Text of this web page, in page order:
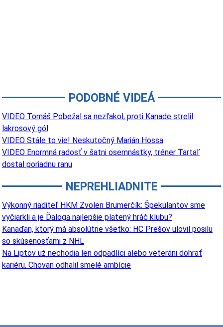
PODOBNÉ VIDEÁ
VIDEO Tomáš Pobežal sa nezľakol, proti Kanade strelil
lakrosový gól
VIDEO Stále to vie! Neskutočný Marián Hossa
VIDEO Enormná radosť v šatni osemnástky, tréner Tartaľ
dostal poriadnu ranu
NEPREHLIADNITE
Výkonný riaditeľ HKM Zvolen Brumerčík: Špekulantov sme
vyčiarkli a je Ďaloga najlepšie platený hráč klubu?
Kanaďan, ktorý má absolútne všetko: HC Prešov ulovil posilu
so skúsenosťami z NHL
Na Liptov už nechodia len odpadlíci alebo veteráni dohrať
kariéru. Chovan odhalil smelé ambície